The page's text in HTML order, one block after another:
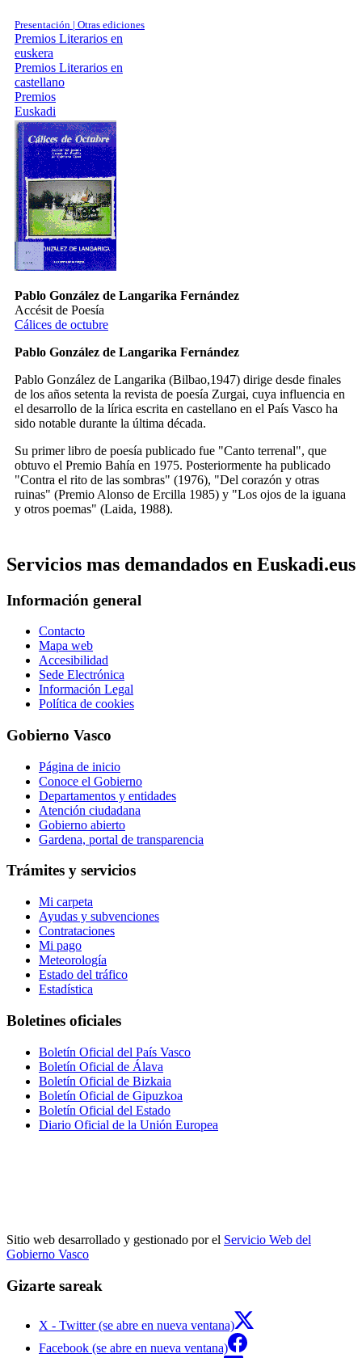
Presentación | Otras ediciones
Premios Literarios en
euskera
Premios Literarios en
castellano
Premios
Euskadi
Pablo González de Langarika Fernández
Accésit de Poesía
Cálices de octubre
Pablo González de Langarika Fernández
Pablo González de Langarika (Bilbao,1947) dirige desde finales
de los años setenta la revista de poesía Zurgai, cuya influencia en
el desarrollo de la lírica escrita en castellano en el País Vasco ha
sido notable durante la última década.
Su primer libro de poesía publicado fue "Canto terrenal", que
obtuvo el Premio Bahía en 1975. Posteriormente ha publicado
"Contra el rito de las sombras" (1976), "Del corazón y otras
ruinas" (Premio Alonso de Ercilla 1985) y "Los ojos de la iguana
y otros poemas" (Laida, 1988).
Servicios mas demandados en Euskadi.eus
Información general
Contacto
Mapa web
Accesibilidad
Sede Electrónica
Información Legal
Política de cookies
Gobierno Vasco
Página de inicio
Conoce el Gobierno
Departamentos y entidades
Atención ciudadana
Gobierno abierto
Gardena, portal de transparencia
Trámites y servicios
Mi carpeta
Ayudas y subvenciones
Contrataciones
Mi pago
Meteorología
Estado del tráfico
Estadística
Boletines oficiales
Boletín Oficial del País Vasco
Boletín Oficial de Álava
Boletín Oficial de Bizkaia
Boletín Oficial de Gipuzkoa
Boletín Oficial del Estado
Diario Oficial de la Unión Europea
Sitio web desarrollado y gestionado por el Servicio Web del
Gobierno Vasco
Gizarte sareak
X - Twitter (se abre en nueva ventana)
Facebook (se abre en nueva ventana)